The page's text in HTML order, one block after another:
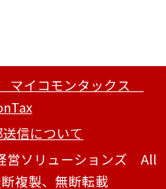
マイコモンタックス
信について
営ソリューションズ All
複製、無断転載